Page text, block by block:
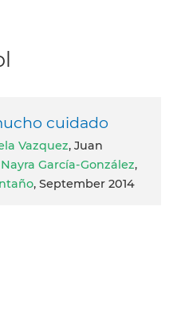
cuidado
Vazquez, Juan
Nayra García-González,
, September 2014